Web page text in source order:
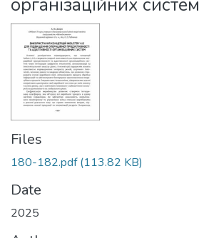
Files
180-182.pdf(113.82 KB)
Date
2025